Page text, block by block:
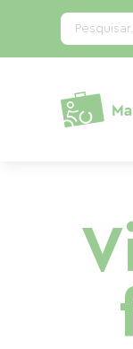
Painel de